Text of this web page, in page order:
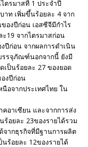
ตรมาสที่ 1 ประจำปี
าท เพิ่มขึ้นร้อยละ 4 จาก
องปีก่อน เอสซีจีมีกำไร
19 จากไตรมาสก่อน
ปีก่อน จากผลการดำเนิน
รจุภัณฑ์นอกจากนี้ ยังมี
เป็นร้อยละ 27 ของยอด
งปีก่อน
อจากประเทศไทย ใน
อาเซียน และจากการส่ง
ร้อยละ 23ของรายได้รวม
จากธุรกิจที่มีฐานการผลิต
ร้อยละ 12ของรายได้